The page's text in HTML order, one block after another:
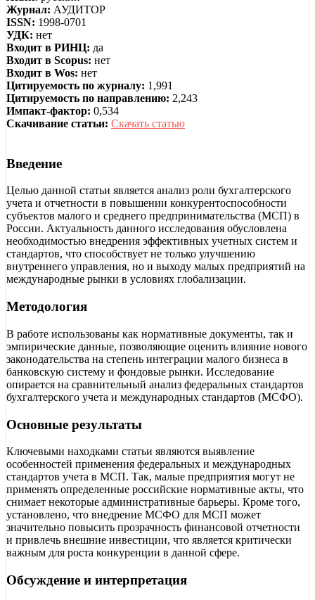
Журнал: АУДИТОР
ISSN: 1998-0701
УДК: нет
Входит в РИНЦ: да
Входит в Scopus: нет
Входит в Wos: нет
Цитируемость по журналу: 1,991
Цитируемость по направлению: 2,243
Импакт-фактор: 0,534
Скачивание статьи: Скачать статью
Введение
Целью данной статьи является анализ роли бухгалтерского
учета и отчетности в повышении конкурентоспособности
субъектов малого и среднего предпринимательства (МСП) в
России. Актуальность данного исследования обусловлена
необходимостью внедрения эффективных учетных систем и
стандартов, что способствует не только улучшению
внутреннего управления, но и выходу малых предприятий на
международные рынки в условиях глобализации.
Методология
В работе использованы как нормативные документы, так и
эмпирические данные, позволяющие оценить влияние нового
законодательства на степень интеграции малого бизнеса в
банковскую систему и фондовые рынки. Исследование
опирается на сравнительный анализ федеральных стандартов
бухгалтерского учета и международных стандартов (МСФО).
Основные результаты
Ключевыми находками статьи являются выявление
особенностей применения федеральных и международных
стандартов учета в МСП. Так, малые предприятия могут не
применять определенные российские нормативные акты, что
снимает некоторые административные барьеры. Кроме того,
установлено, что внедрение МСФО для МСП может
значительно повысить прозрачность финансовой отчетности
и привлечь внешние инвестиции, что является критически
важным для роста конкуренции в данной сфере.
Обсуждение и интерпретация